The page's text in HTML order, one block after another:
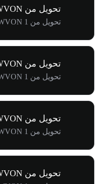
تحويل من CRWVON إلى IQD
تحويل من 1 CRWVON إلى ع.د113.03K
تحويل من CRWVON إلى TWD
تحويل من 1 CRWVON إلى NT$2.77K
تحويل من CRWVON إلى DOP
تحويل من 1 CRWVON إلى RD$5.03K
تحويل من CRWVON إلى MYR